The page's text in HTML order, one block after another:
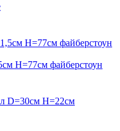
H=77см файберстоун
D=30см H=22см